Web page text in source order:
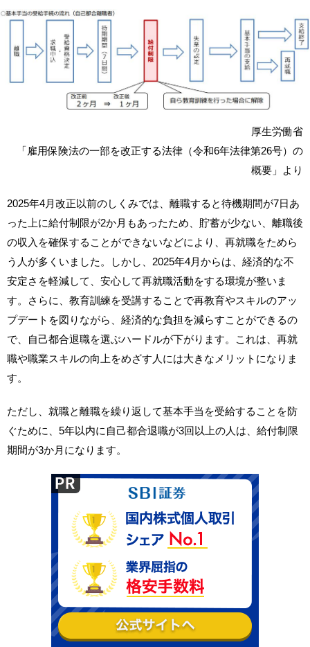
厚生労働省
「雇用保険法の一部を改正する法律（令和6年法律第26号）の
概要」より
2025年4月改正以前のしくみでは、離職すると待機期間が7日あ
った上に給付制限が2か月もあったため、貯蓄が少ない、離職後
の収入を確保することができないなどにより、再就職をためら
う人が多くいました。しかし、2025年4月からは、経済的な不
安定さを軽減して、安心して再就職活動をする環境が整いま
す。さらに、教育訓練を受講することで再教育やスキルのアッ
プデートを図りながら、経済的な負担を減らすことができるの
で、自己都合退職を選ぶハードルが下がります。これは、再就
職や職業スキルの向上をめざす人には大きなメリットになりま
す。
ただし、就職と離職を繰り返して基本手当を受給することを防
ぐために、5年以内に自己都合退職が3回以上の人は、給付制限
期間が3か月になります。